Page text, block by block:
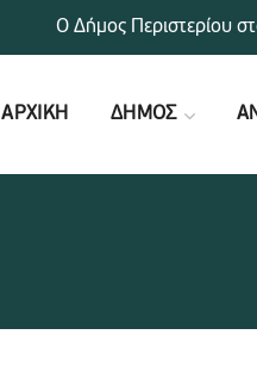
ΑΡΧΙΚΗ ΔΗΜΟΣ
Ο Δήμος Περιστερίου